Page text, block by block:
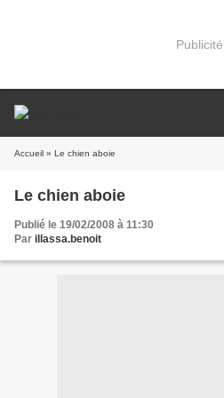
Publicité
Accueil » Le chien aboie
Le chien aboie
Publié le 19/02/2008 à 11:30
Par illassa.benoit